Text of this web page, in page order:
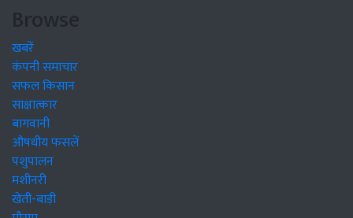
Browse
खबरें
कंपनी समाचार
सफल किसान
साक्षात्कार
बागवानी
औषधीय फसलें
पशुपालन
मशीनरी
खेती-बाड़ी